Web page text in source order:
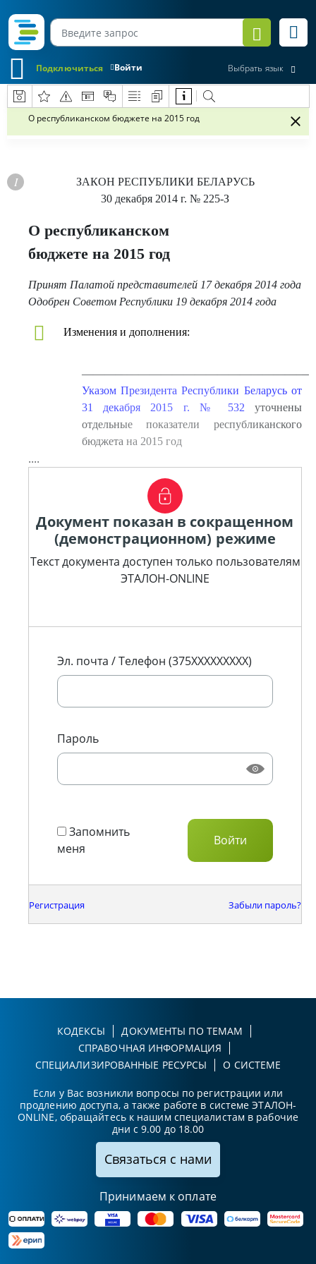
Войти
Подключиться Выбрать язык
О республиканском бюджете на 2015 год
ЗАКОН РЕСПУБЛИКИ БЕЛАРУСЬ
30 декабря 2014 г. № 225-З
О республиканском
бюджете на 2015 год
Принят Палатой представителей 17 декабря 2014 года
Одобрен Советом Республики 19 декабря 2014 года
Изменения и дополнения:
Указом Президента Республики Беларусь от
31 декабря 2015 г. № 532 уточнены
отдельные показатели республиканского
бюджета на 2015 год
....
Документ показан в сокращенном
(демонстрационном) режиме
Текст документа доступен только пользователям
ЭТАЛОН-ONLINE
Эл. почта / Телефон (375XXXXXXXXX)
Пароль
Запомнить
меня
Регистрация Забыли пароль?
КОДЕКСЫ
ДОКУМЕНТЫ ПО ТЕМАМ
СПРАВОЧНАЯ ИНФОРМАЦИЯ
СПЕЦИАЛИЗИРОВАННЫЕ РЕСУРСЫ
О СИСТЕМЕ
Если у Вас возникли вопросы по регистрации или
продлению доступа, а также работе в системе ЭТАЛОН-
ONLINE, обращайтесь к нашим специалистам в рабочие
дни с 9.00 до 18.00
Связаться с нами
Принимаем к оплате